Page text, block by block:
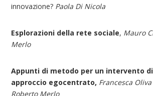
innovazione? Paola Di Nicola
Esplorazioni della rete sociale, Mauro
Merlo
Appunti di metodo per un intervento
approccio egocentrato, Francesca
Roberto Merlo